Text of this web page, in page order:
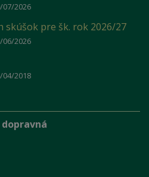
2026
skúšok pre šk. rok 2026/27
2026
2018